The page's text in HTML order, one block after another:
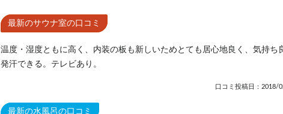
最新のサウナ室の口コミ
温度・湿度ともに高く、内装の板も新しいためとても居心地良く、気持ち
発汗できる。テレビあり。
口コミ投稿日：2018/
最新の水風呂の口コミ